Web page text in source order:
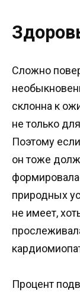
Сложно
склонна к
не только
Поэтому если
он тоже
природных
не имеет,
Процент